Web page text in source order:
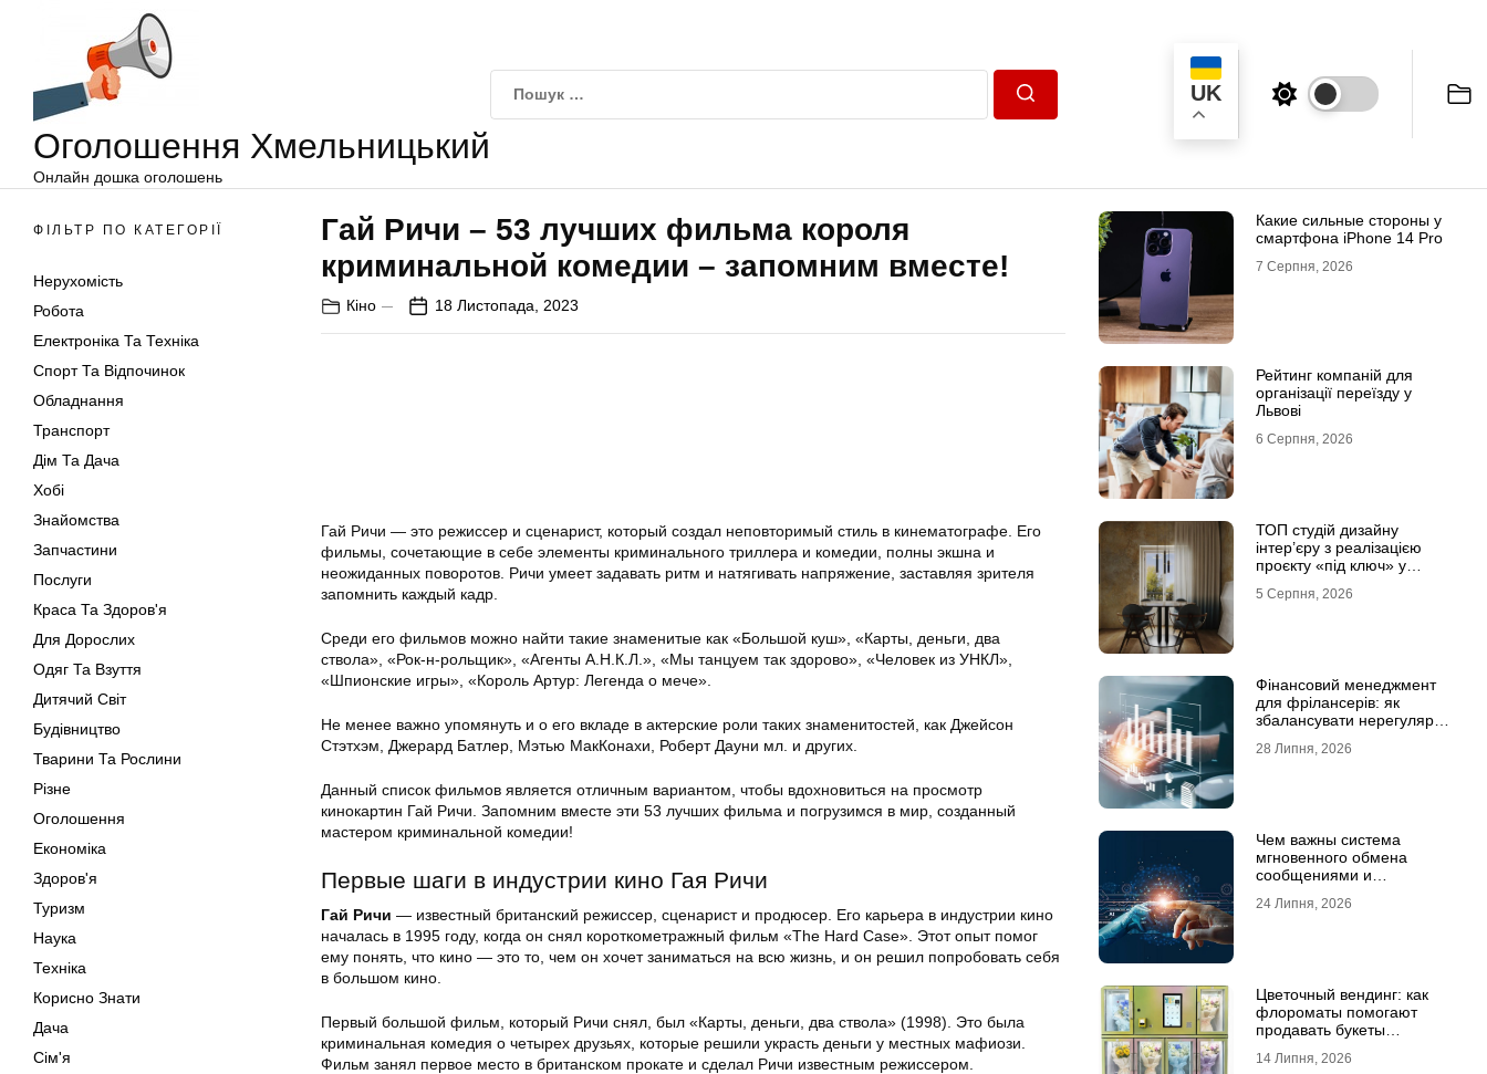
Оголошення Хмельницький
Онлайн дошка оголошень
UK
ФІЛЬТР ПО КАТЕГОРІЇ
Нерухомість
Робота
Електроніка Та Техніка
Спорт Та Відпочинок
Обладнання
Транспорт
Дім Та Дача
Хобі
Знайомства
Запчастини
Послуги
Краса Та Здоров'я
Для Дорослих
Одяг Та Взуття
Дитячий Світ
Будівництво
Тварини Та Рослини
Різне
Оголошення
Економіка
Здоров'я
Туризм
Наука
Техніка
Корисно Знати
Дача
Сім'я
Гай Ричи – 53 лучших фильма короля
криминальной комедии – запомним вместе!
Кіно 18 Листопада, 2023
Гай Ричи — это режиссер и сценарист, который создал неповторимый стиль в кинематографе. Его
фильмы, сочетающие в себе элементы криминального триллера и комедии, полны экшна и
неожиданных поворотов. Ричи умеет задавать ритм и натягивать напряжение, заставляя зрителя
запомнить каждый кадр.
Среди его фильмов можно найти такие знаменитые как «Большой куш», «Карты, деньги, два
ствола», «Рок-н-рольщик», «Агенты А.Н.К.Л.», «Мы танцуем так здорово», «Человек из УНКЛ»,
«Шпионские игры», «Король Артур: Легенда о мече».
Не менее важно упомянуть и о его вкладе в актерские роли таких знаменитостей, как Джейсон
Стэтхэм, Джерард Батлер, Мэтью МакКонахи, Роберт Дауни мл. и других.
Данный список фильмов является отличным вариантом, чтобы вдохновиться на просмотр
кинокартин Гай Ричи. Запомним вместе эти 53 лучших фильма и погрузимся в мир, созданный
мастером криминальной комедии!
Первые шаги в индустрии кино Гая Ричи
Гай Ричи — известный британский режиссер, сценарист и продюсер. Его карьера в индустрии кино
началась в 1995 году, когда он снял короткометражный фильм «The Hard Case». Этот опыт помог
ему понять, что кино — это то, чем он хочет заниматься на всю жизнь, и он решил попробовать себя
в большом кино.
Первый большой фильм, который Ричи снял, был «Карты, деньги, два ствола» (1998). Это была
криминальная комедия о четырех друзьях, которые решили украсть деньги у местных мафиози.
Фильм занял первое место в британском прокате и сделал Ричи известным режиссером.
Какие сильные стороны у
смартфона iPhone 14 Pro
7 Серпня, 2026
Рейтинг компаній для
організації переїзду у
Львові
6 Серпня, 2026
ТОП студій дизайну
інтер’єру з реалізацією
проєкту «під ключ» у
5 Серпня, 2026
Фінансовий менеджмент
для фрілансерів: як
збалансувати нерегулярні
28 Липня, 2026
Чем важны система
мгновенного обмена
сообщениями и
информации для бизнеса
24 Липня, 2026
Цветочный вендинг: как
флороматы помогают
продавать букеты
14 Липня, 2026